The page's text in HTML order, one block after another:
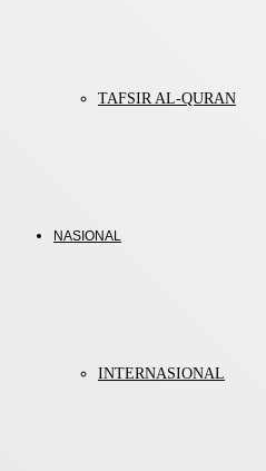
TAFSIR AL-QURAN
NASIONAL
INTERNASIONAL